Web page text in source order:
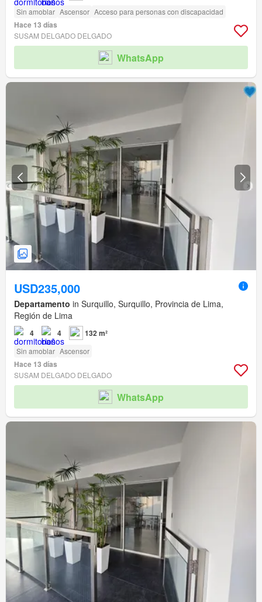
Sin amoblar Ascensor Acceso para personas con discapacidad
Hace 13 días
SUSAM DELGADO DELGADO
WhatsApp
USD235,000
Departamento in Surquillo, Surquillo, Provincia de Lima,
Región de Lima
4 4 132 m²
Sin amoblar Ascensor
Hace 13 días
SUSAM DELGADO DELGADO
WhatsApp